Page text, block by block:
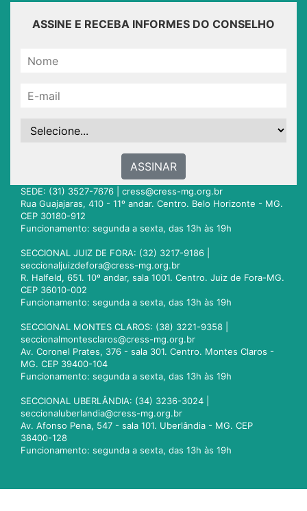
ASSINE E RECEBA INFORMES DO CONSELHO
ASSINAR
SEDE: (31) 3527-7676 | cress@cress-mg.org.br
Rua Guajajaras, 410 - 11º andar. Centro. Belo Horizonte - MG.
CEP 30180-912
Funcionamento: segunda a sexta, das 13h às 19h
SECCIONAL JUIZ DE FORA: (32) 3217-9186 |
seccionaljuizdefora@cress-mg.org.br
R. Halfeld, 651. 10º andar, sala 1001. Centro. Juiz de Fora-MG.
CEP 36010-002
Funcionamento: segunda a sexta, das 13h às 19h
SECCIONAL MONTES CLAROS: (38) 3221-9358 |
seccionalmontesclaros@cress-mg.org.br
Av. Coronel Prates, 376 - sala 301. Centro. Montes Claros -
MG. CEP 39400-104
Funcionamento: segunda a sexta, das 13h às 19h
SECCIONAL UBERLÂNDIA: (34) 3236-3024 |
seccionaluberlandia@cress-mg.org.br
Av. Afonso Pena, 547 - sala 101. Uberlândia - MG. CEP
38400-128
Funcionamento: segunda a sexta, das 13h às 19h